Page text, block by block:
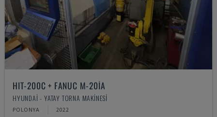
HIT-200C + FANUC M-20IA
HYUNDAI - YATAY TORNA MAKINESI
POLONYA 2022